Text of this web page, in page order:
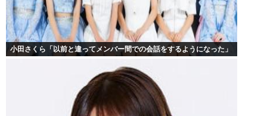
小田さくら「以前と違ってメンバー間での会話をするようになった」